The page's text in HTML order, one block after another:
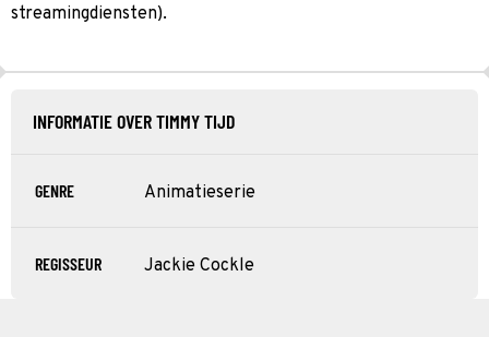
streamingdiensten).
INFORMATIE OVER TIMMY TIJD
GENRE Animatieserie
REGISSEUR Jackie Cockle